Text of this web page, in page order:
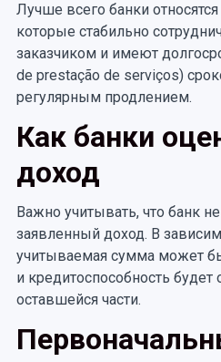
Лучше всего банки
которые стабильно
заказчиком и имеют
de prestação de serviços)
регулярным продлением.
Как банки
доход
Важно учитывать, что банк
заявленный доход. В
учитываемая сумма может
и кредитоспособность будет
оставшейся части.